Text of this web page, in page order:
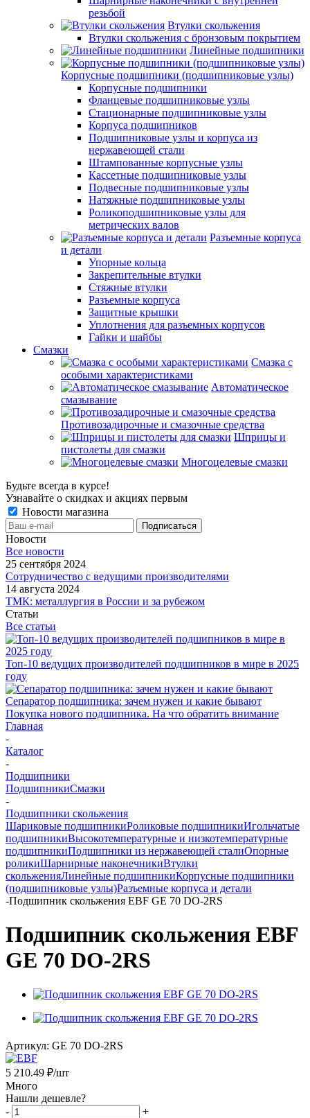
резьбой
Втулки скольжения
Втулки скольжения с бронзовым покрытием
Линейные подшипники
Корпусные подшипники (подшипниковые узлы)
Корпусные подшипники
Фланцевые подшипниковые узлы
Стационарные подшипниковые узлы
Корпуса подшипников
Подшипниковые узлы и корпуса из
нержавеющей стали
Штампованные корпусные узлы
Кассетные подшипниковые узлы
Подвесные подшипниковые узлы
Натяжные подшипниковые узлы
Роликоподшипниковые узлы для
метрических валов
Разъемные корпуса
и детали
Упорные кольца
Закрепительные втулки
Стяжные втулки
Разъемные корпуса
Защитные крышки
Уплотнения для разъемных корпусов
Гайки и шайбы
Смазки
Смазка с
особыми характеристиками
Автоматическое
смазывание
Противозадирочные и смазочные средства
Шприцы и
пистолеты для смазки
Многоцелевые смазки
Будьте всегда в курсе!
Узнавайте о скидках и акциях первым
Новости магазина
Новости
Все новости
25 сентября 2024
Сотрудничество с ведущими производителями
14 августа 2024
ТМК: металлургия в России и за рубежом
Статьи
Все статьи
Топ-10 ведущих производителей подшипников в мире в 2025
году
Сепаратор подшипника: зачем нужен и какие бывают
Покупка нового подшипника. На что обратить внимание
Главная
-
Каталог
-
Подшипники
ПодшипникиСмазки
-
Подшипники скольжения
Шариковые подшипникиРоликовые подшипникиИгольчатые
подшипникиВысокотемпературные и низкотемпературные
подшипникиПодшипники из нержавеющей сталиОпорные
роликиШарнирные наконечникиВтулки
скольженияЛинейные подшипникиКорпусные подшипники
(подшипниковые узлы)Разъемные корпуса и детали
-Подшипник скольжения EBF GE 70 DO-2RS
Подшипник скольжения EBF
GE 70 DO-2RS
Артикул: GE 70 DO-2RS
5 210.49 ₽/шт
Много
Нашли дешевле?
-
+